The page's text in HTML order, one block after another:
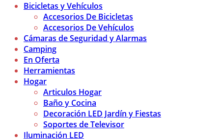
Bicicletas y Vehículos
Accesorios De Bicicletas
Accesorios De Vehículos
Cámaras de Seguridad y Alarmas
Camping
En Oferta
Herramientas
Hogar
Articulos Hogar
Baño y Cocina
Decoración LED Jardín y Fiestas
Soportes de Televisor
Iluminación LED